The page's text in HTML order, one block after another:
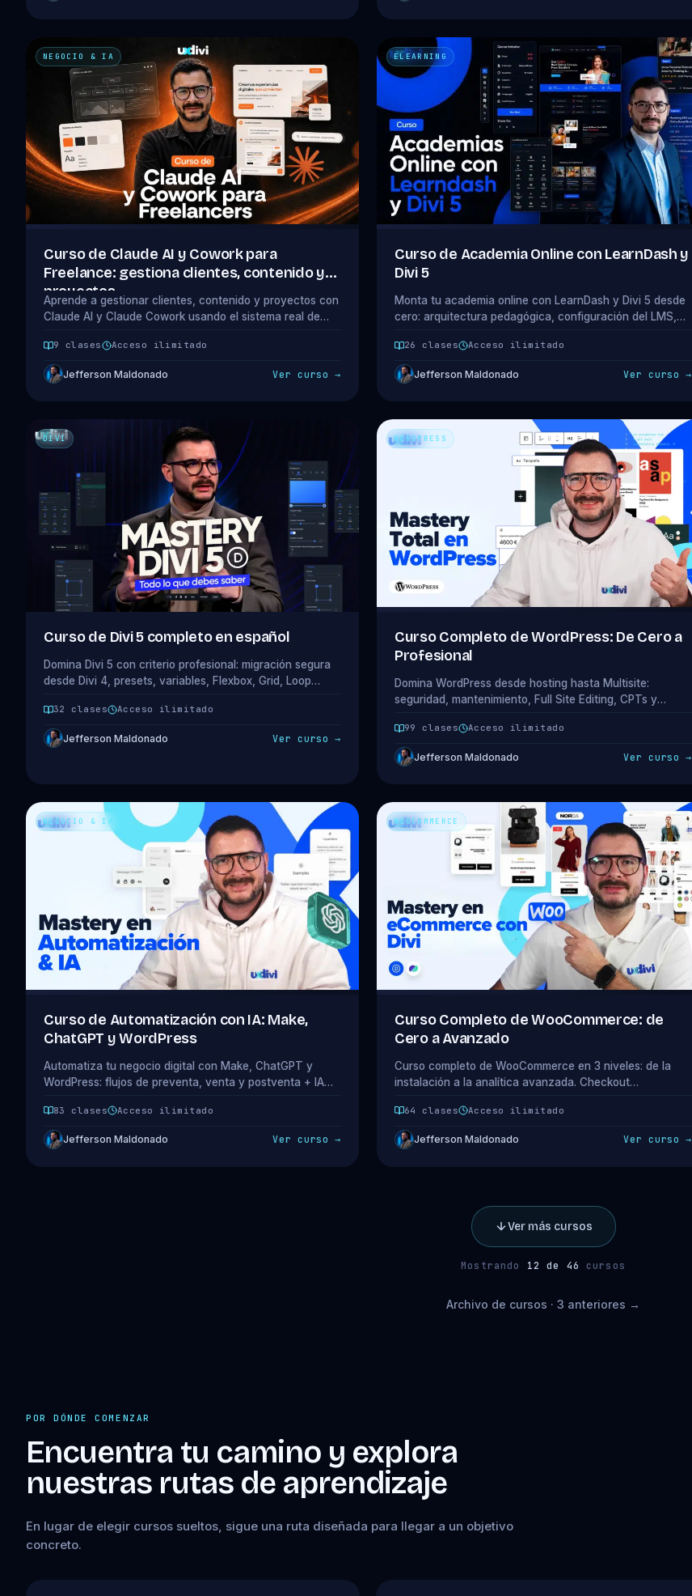
NEGOCIO & IA
Curso de Claude AI y Cowork para
Freelance: gestiona clientes, contenido y
proyectos
Aprende a gestionar clientes, contenido y proyectos con
Claude AI y Claude Cowork usando el sistema real de
copiar.
9 clases Acceso ilimitado
Jefferson Maldonado Ver curso →
ELEARNING
Curso de Academia Online con LearnDash y
Divi 5
Monta tu academia online con LearnDash y Divi 5 desde
cero: arquitectura pedagógica, configuración del LMS,
alumno y 4 modelos de monetización. 5 módulos · 26
clases.
26 clases Acceso ilimitado
Jefferson Maldonado Ver curso →
DIVI
Curso de Divi 5 completo en español
Domina Divi 5 con criterio profesional: migración segura
desde Divi 4, presets, variables, Flexbox, Grid, Loop
32 clases Acceso ilimitado
Jefferson Maldonado Ver curso →
WORDPRESS
Curso Completo de WordPress: De Cero a
Profesional
Domina WordPress desde hosting hasta Multisite:
seguridad, mantenimiento, Full Site Editing, CPTs y
99 clases Acceso ilimitado
Jefferson Maldonado Ver curso →
NEGOCIO & IA
Curso de Automatización con IA: Make,
ChatGPT y WordPress
Automatiza tu negocio digital con Make, ChatGPT y
WordPress: flujos de preventa, venta y postventa + IA
83 clases Acceso ilimitado
Jefferson Maldonado Ver curso →
WOOCOMMERCE
Curso Completo de WooCommerce: de
Cero a Avanzado
Curso completo de WooCommerce en 3 niveles: de la
instalación a la analítica avanzada. Checkout
snippets y Metorik. 14 módulos · 64 clases.
64 clases Acceso ilimitado
Jefferson Maldonado Ver curso →
Ver más cursos
Mostrando 12 de 46 cursos
Archivo de cursos · 3 anteriores →
POR DÓNDE COMENZAR
Encuentra tu camino y explora
nuestras rutas de aprendizaje
En lugar de elegir cursos sueltos, sigue una ruta diseñada para llegar a un objetivo
concreto.